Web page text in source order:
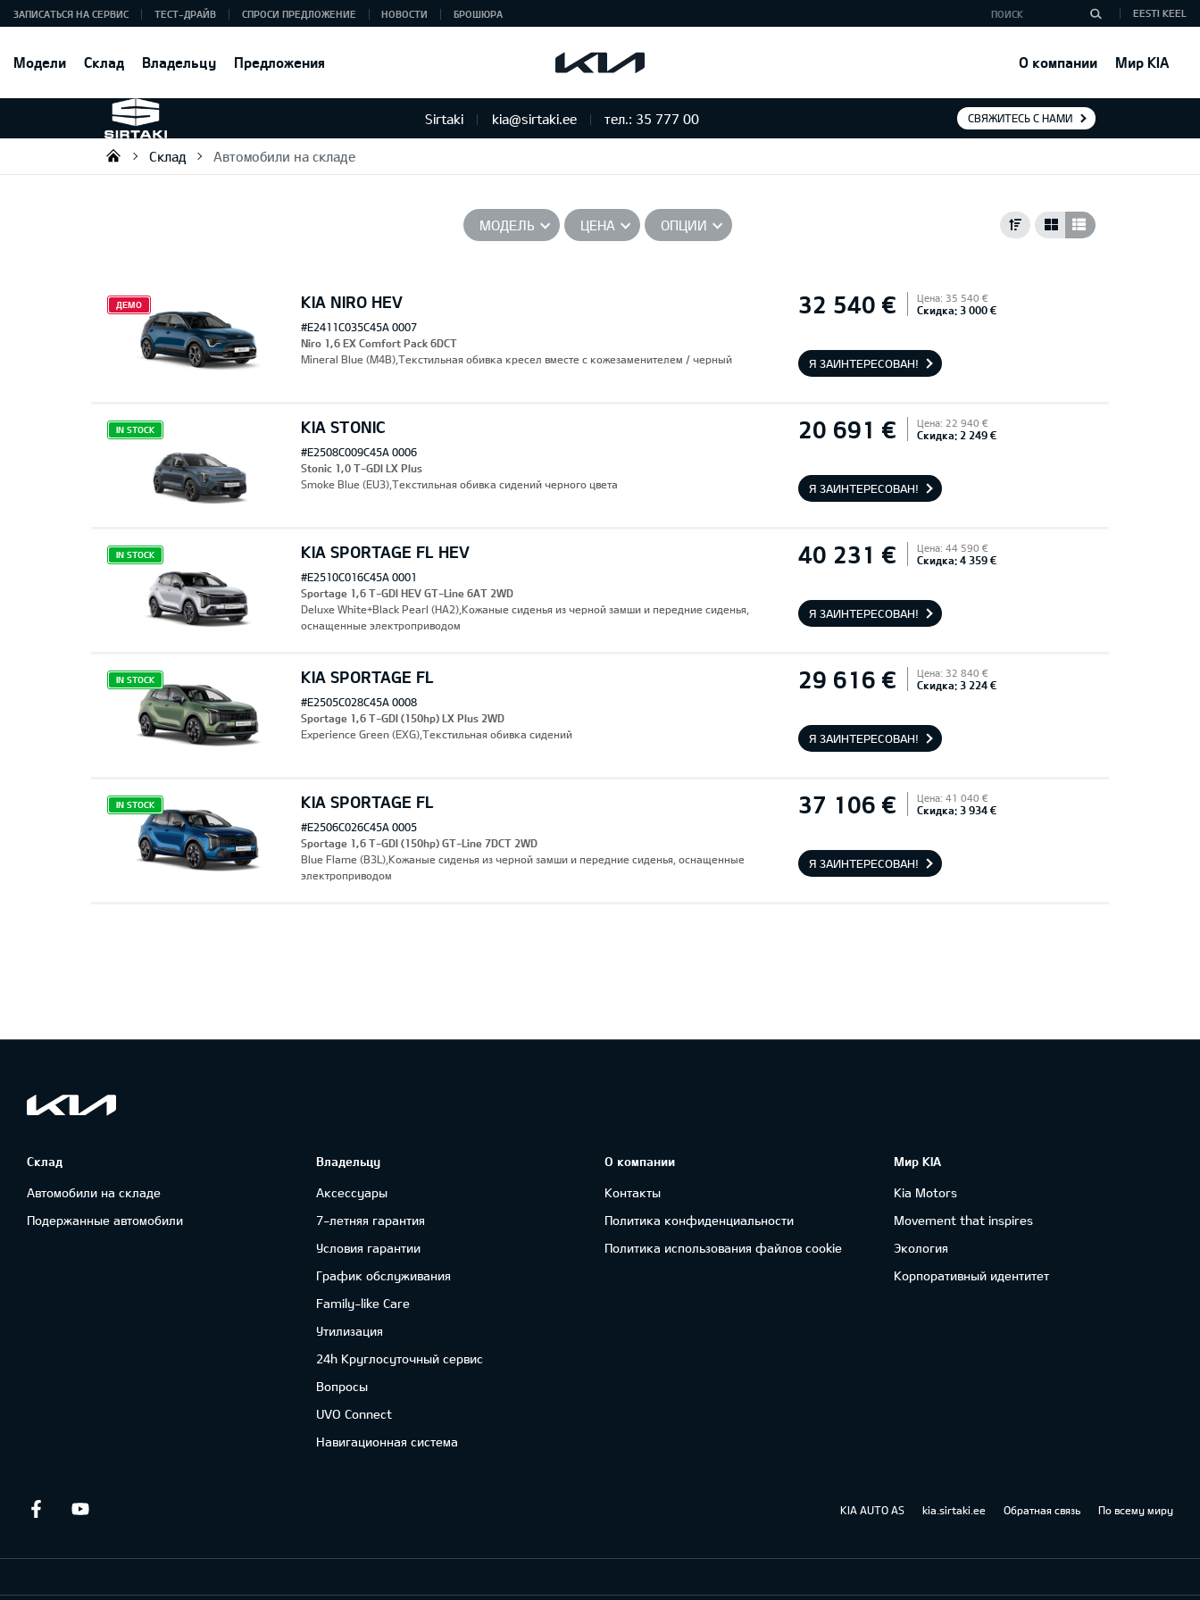
Модели Склад Владельцу Предложения О компании Мир KIA
ЗАПИСАТЬСЯ НА СЕРВИС ТЕСТ-ДРАЙВ СПРОСИ ПРЕДЛОЖЕНИЕ НОВОСТИ БРОШЮРА EESTI KEEL
Sirtaki kia@sirtaki.ee тел.: 35 777 00 СВЯЖИТЕСЬ С НАМИ
Sirtaki OÜ
Склад Автомобили на складе
МОДЕЛЬ ЦЕНА ОПЦИИ
KIA NIRO HEV 32 540 € Цена: 35 540 €
Скидка: 3 000 €
ДЕМО
#E2411C035C45A 0007
Niro 1,6 EX Comfort Pack 6DCT
Mineral Blue (M4B),Текстильная обивка кресел вместе с кожезаменителем / черный
Я ЗАИНТЕРЕСОВАН!
KIA STONIC 20 691 € Цена: 22 940 €
Скидка: 2 249 €
IN STOCK
#E2508C009C45A 0006
Stonic 1,0 T-GDI LX Plus
Smoke Blue (EU3),Текстильная обивка сидений черного цвета
Я ЗАИНТЕРЕСОВАН!
KIA SPORTAGE FL HEV 40 231 € Цена: 44 590 €
Скидка: 4 359 €
IN STOCK
#E2510C016C45A 0001
Sportage 1,6 T-GDI HEV GT-Line 6AT 2WD
Deluxe White+Black Pearl (HA2),Кожаные сиденья из черной замши и передние сиденья,
оснащенные электроприводом
Я ЗАИНТЕРЕСОВАН!
KIA SPORTAGE FL 29 616 € Цена: 32 840 €
Скидка: 3 224 €
IN STOCK
#E2505C028C45A 0008
Sportage 1,6 T-GDI (150hp) LX Plus 2WD
Experience Green (EXG),Текстильная обивка сидений
Я ЗАИНТЕРЕСОВАН!
KIA SPORTAGE FL 37 106 € Цена: 41 040 €
Скидка: 3 934 €
IN STOCK
#E2506C026C45A 0005
Sportage 1,6 T-GDI (150hp) GT-Line 7DCT 2WD
Blue Flame (B3L),Кожаные сиденья из черной замши и передние сиденья, оснащенные
электроприводом
Я ЗАИНТЕРЕСОВАН!
Склад
Автомобили на складе
Подержанные автомобили
Владельцу
Аксессуары
7-летняя гарантия
Условия гарантии
График обслуживания
Family-like Care
Утилизация
24h Круглосуточный сервис
Вопросы
UVO Connect
Навигационная система
О компании
Контакты
Политика конфиденциальности
Политика использования файлов cookie
Мир KIA
Kia Motors
Movement that inspires
Экология
Корпоративный идентитет
Facebook KIA AUTO AS kia.sirtaki.ee Обратная связь По всему миру